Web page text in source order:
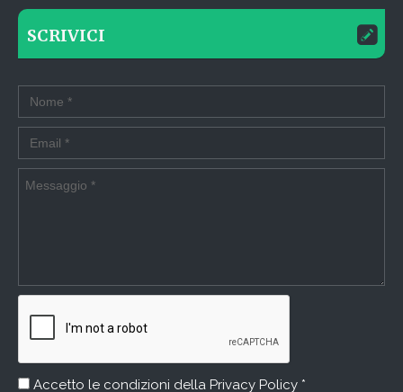
SCRIVICI
Accetto le condizioni della Privacy Policy *